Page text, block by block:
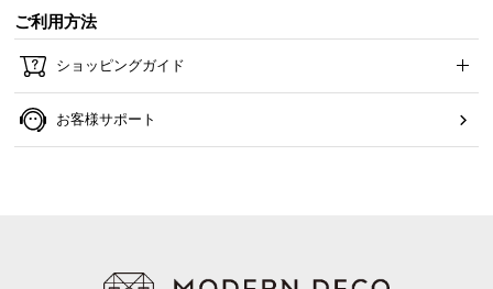
ご利用方法
ショッピングガイド
お客様サポート